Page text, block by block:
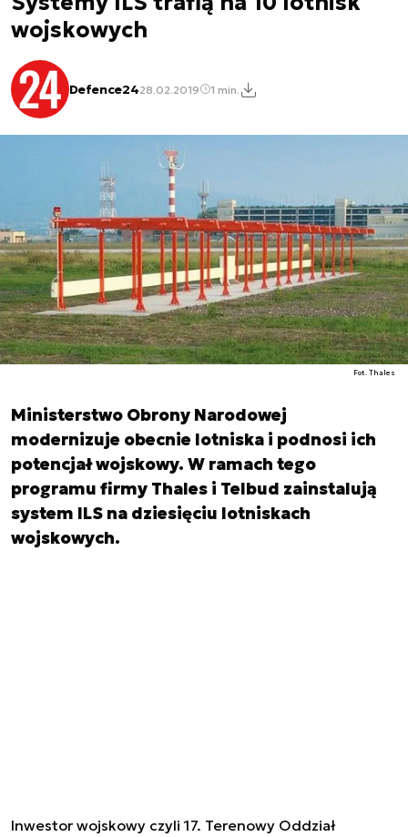
wojskowych
Defence2428.02.2019 1 min.
Fot. Thales
Ministerstwo Obrony Narodowej
modernizuje obecnie lotniska i podnosi ich
potencjał wojskowy. W ramach tego
programu firmy Thales i Telbud zainstalują
system ILS na dziesięciu lotniskach
wojskowych.
Inwestor wojskowy czyli 17. Terenowy Oddział